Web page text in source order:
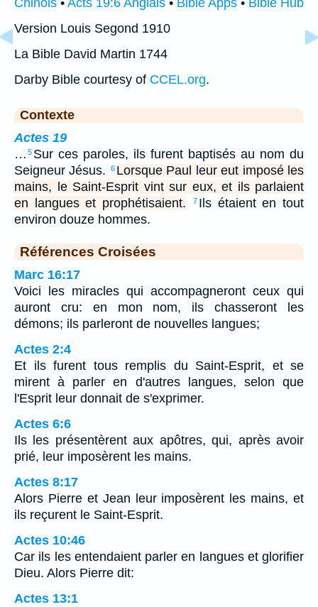
Chinois • Acts 19:6 Anglais • Bible Apps • Bible Hub
Version Louis Segond 1910
La Bible David Martin 1744
Darby Bible courtesy of CCEL.org.
Contexte
Actes 19
… 5 Sur ces paroles, ils furent baptisés au nom du
Seigneur Jésus.
6 Lorsque Paul leur eut imposé les
mains, le Saint-Esprit vint sur eux, et ils parlaient
en langues et prophétisaient.
7 Ils étaient en tout
environ douze hommes.
Références Croisées
Marc 16:17
Voici les miracles qui accompagneront ceux qui
auront cru: en mon nom, ils chasseront les
démons; ils parleront de nouvelles langues;
Actes 2:4
Et ils furent tous remplis du Saint-Esprit, et se
mirent à parler en d'autres langues, selon que
l'Esprit leur donnait de s'exprimer.
Actes 6:6
Ils les présentèrent aux apôtres, qui, après avoir
prié, leur imposèrent les mains.
Actes 8:17
Alors Pierre et Jean leur imposèrent les mains, et
ils reçurent le Saint-Esprit.
Actes 10:46
Car ils les entendaient parler en langues et glorifier
Dieu. Alors Pierre dit:
Actes 13:1